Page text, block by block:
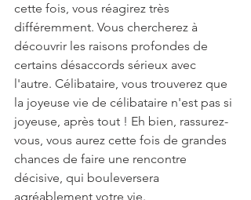
cette fois, vous réagirez très
différemment. Vous chercherez à
découvrir les raisons profondes de
certains désaccords sérieux avec
l'autre. Célibataire, vous trouverez que
la joyeuse vie de célibataire n'est pas si
joyeuse, après tout ! Eh bien, rassurez-
vous, vous aurez cette fois de grandes
chances de faire une rencontre
décisive, qui bouleversera
agréablement votre vie.